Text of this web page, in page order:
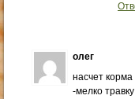
олег
насчет
-мелко